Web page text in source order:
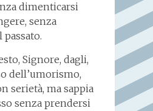
dimenticarsi
senza
Signore, dagli,
dell’umorismo,
serietà, ma sappia
senza prendersi